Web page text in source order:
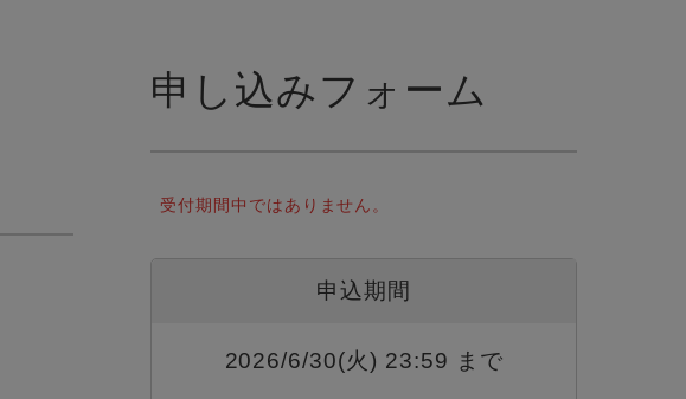
申し込みフォーム
受付期間中ではありません。
申込期間
2026/6/30(火) 23:59 まで